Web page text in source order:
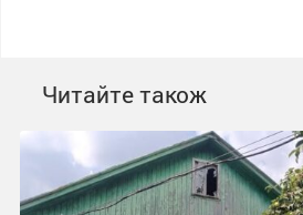
Читайте також